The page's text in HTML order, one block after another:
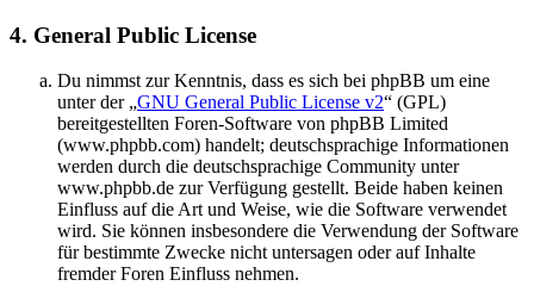
4. General Public License
Du nimmst zur Kenntnis, dass es sich bei phpBB um eine
unter der „GNU General Public License v2“ (GPL)
bereitgestellten Foren-Software von phpBB Limited
(www.phpbb.com) handelt; deutschsprachige Informationen
werden durch die deutschsprachige Community unter
www.phpbb.de zur Verfügung gestellt. Beide haben keinen
Einfluss auf die Art und Weise, wie die Software verwendet
wird. Sie können insbesondere die Verwendung der Software
für bestimmte Zwecke nicht untersagen oder auf Inhalte
fremder Foren Einfluss nehmen.